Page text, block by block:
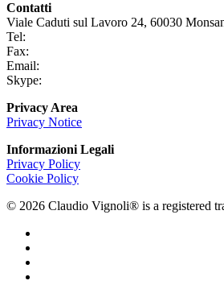
Contatti
Viale Caduti sul Lavoro 24, 60030
Tel:
Fax:
Email:
Skype:
Privacy Area
Privacy Notice
Informazioni Legali
Privacy Policy
Cookie Policy
© 2026 Claudio Vignoli® is a registered